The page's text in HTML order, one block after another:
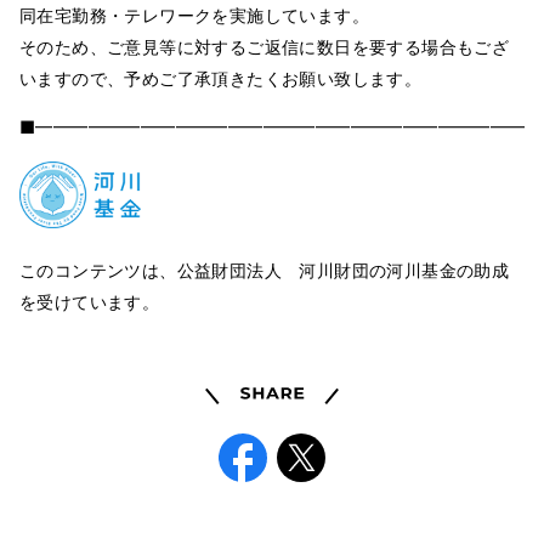
同在宅勤務・テレワークを実施しています。
そのため、ご意見等に対するご返信に数日を要する場合もござ
いますので、予めご了承頂きたくお願い致します。
このコンテンツは、公益財団法人 河川財団の河川基金の助成
を受けています。
Share